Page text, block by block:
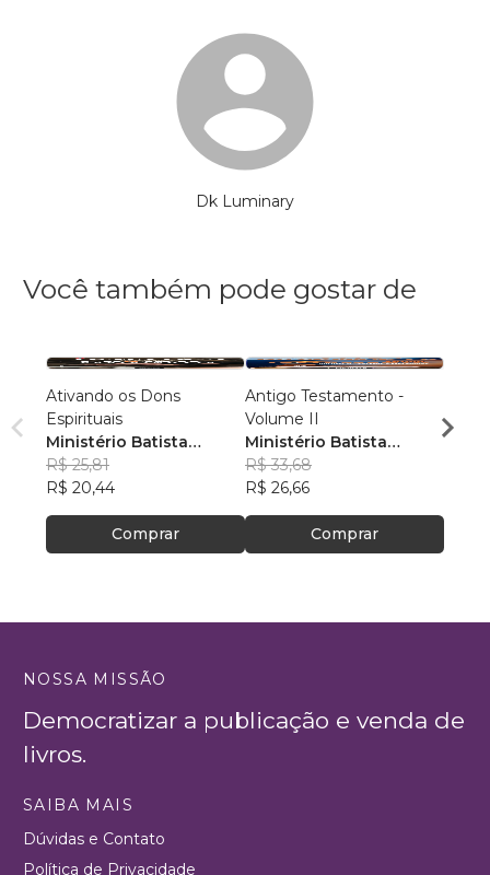
Dk Luminary
Você também pode gostar de
Ativando os Dons
Espirituais
Ministério Batista
Ebenézer
R$ 25,81
R$ 20,44
Comprar
Antigo Testamento -
Volume II
Ministério Batista
Ebenézer
R$ 33,68
R$ 26,66
Comprar
NOSSA MISSÃO
Democratizar a publicação e venda de
livros.
SAIBA MAIS
Dúvidas e Contato
Política de Privacidade